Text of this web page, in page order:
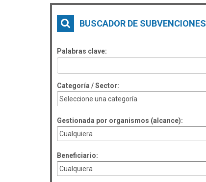
BUSCADOR DE SUBVENCIONES
Palabras clave:
Categoría / Sector:
Gestionada por organismos (alcance):
Beneficiario: